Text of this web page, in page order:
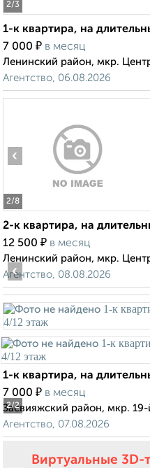
2/3
1-к квартира, на
7 000 ₽ в месяц
Ленинский район, мкр.
Агентство, 06.08.2026
2/8
‹
2-к квартира, на
12 500 ₽ в месяц
Ленинский район, мкр.
Агентство, 08.08.2026
2/2
‹
1-к квартира, на
7 000 ₽ в месяц
Засвияжский район, мкр.
Агентство, 07.08.2026
Виртуальные